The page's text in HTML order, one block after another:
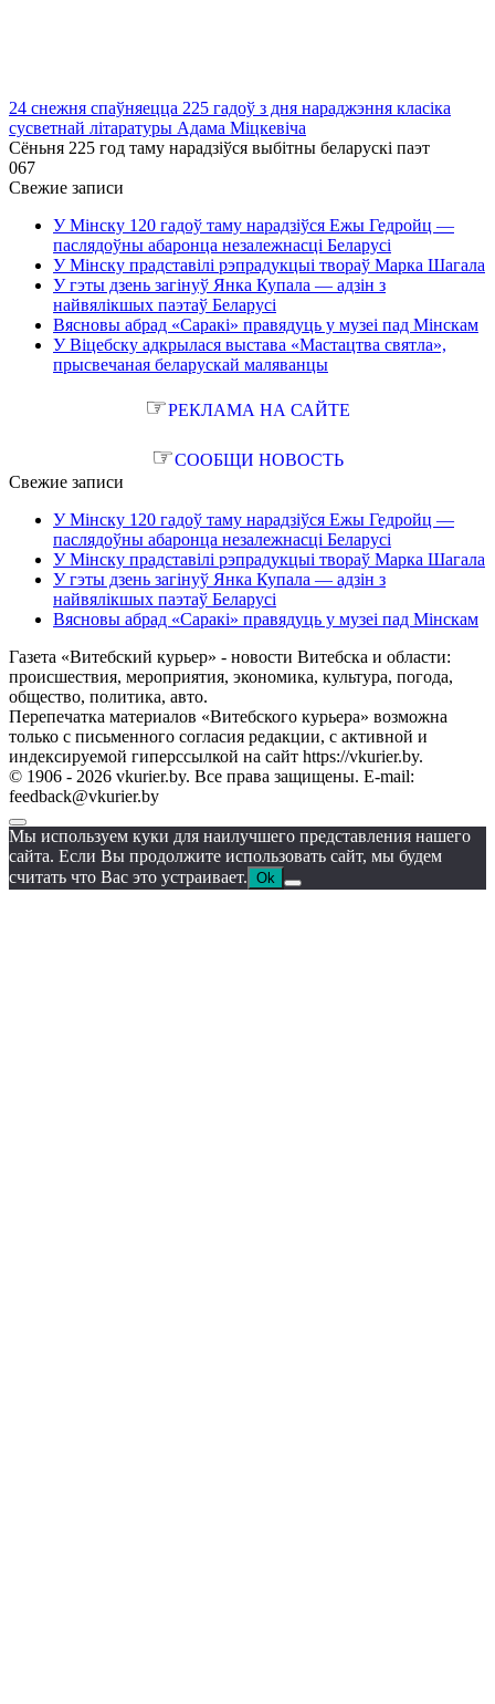
24 снежня спаўняецца 225 гадоў з дня нараджэння класіка
сусветнай літаратуры Адама Міцкевіча
Сёньня 225 год таму нарадзіўся выбітны беларускі паэт
067
Свежие записи
У Мінску 120 гадоў таму нарадзіўся Ежы Гедройц —
паслядоўны абаронца незалежнасці Беларусі
У Мінску прадставілі рэпрадукцыі твораў Марка Шагала
У гэты дзень загінуў Янка Купала — адзін з
найвялікшых паэтаў Беларусі
Вясновы абрад «Саракі» правядуць у музеі пад Мінскам
У Віцебску адкрылася выстава «Мастацтва святла»,
прысвечаная беларускай маляванцы
☞РЕКЛАМА НА САЙТЕ
☞СООБЩИ НОВОСТЬ
Свежие записи
У Мінску 120 гадоў таму нарадзіўся Ежы Гедройц —
паслядоўны абаронца незалежнасці Беларусі
У Мінску прадставілі рэпрадукцыі твораў Марка Шагала
У гэты дзень загінуў Янка Купала — адзін з
найвялікшых паэтаў Беларусі
Вясновы абрад «Саракі» правядуць у музеі пад Мінскам
Газета «Витебский курьер» - новости Витебска и области:
происшествия, мероприятия, экономика, культура, погода,
общество, политика, авто.
Перепечатка материалов «Витебского курьера» возможна
только с письменного согласия редакции, с активной и
индексируемой гиперссылкой на сайт https://vkurier.by.
© 1906 - 2026 vkurier.by. Все права защищены. E-mail:
feedback@vkurier.by
Мы используем куки для наилучшего представления нашего
сайта. Если Вы продолжите использовать сайт, мы будем
считать что Вас это устраивает. Ok